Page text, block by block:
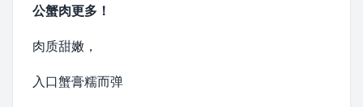
公蟹肉更多！
肉质甜嫩，
入口蟹膏糯而弹